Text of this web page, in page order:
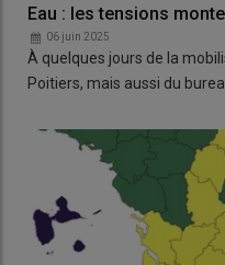
Eau : les tensions
06 juin 2025
À quelques jours de la
Poitiers, mais aussi du